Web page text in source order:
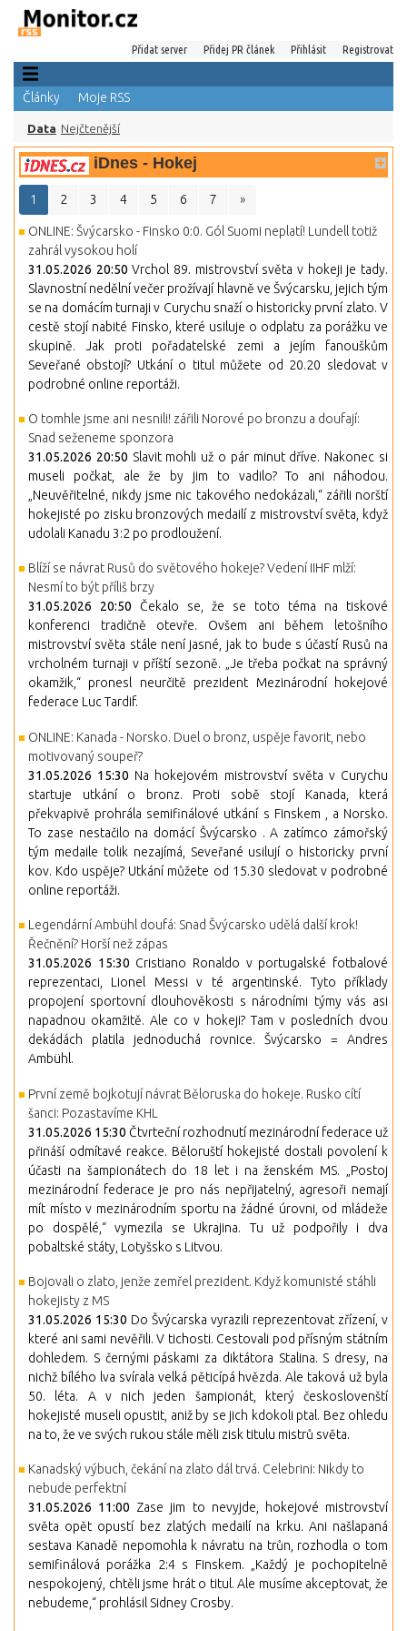
Přidat server Přidej PR článek Přihlásit Registrovat
Články Moje RSS
Data Nejčtenější
iDnes - Hokej
1 2 3 4 5 6 7 »
ONLINE: Švýcarsko - Finsko 0:0. Gól Suomi neplatí! Lundell totiž
zahrál vysokou holí
31.05.2026 20:50 Vrchol 89. mistrovství světa v hokeji je tady.
Slavnostní nedělní večer prožívají hlavně ve Švýcarsku, jejich tým
se na domácím turnaji v Curychu snaží o historicky první zlato. V
cestě stojí nabité Finsko, které usiluje o odplatu za porážku ve
skupině. Jak proti pořadatelské zemi a jejím fanouškům
Seveřané obstojí? Utkání o titul můžete od 20.20 sledovat v
podrobné online reportáži.
O tomhle jsme ani nesnili! zářili Norové po bronzu a doufají:
Snad seženeme sponzora
31.05.2026 20:50 Slavit mohli už o pár minut dříve. Nakonec si
museli počkat, ale že by jim to vadilo? To ani náhodou.
„Neuvěřitelné, nikdy jsme nic takového nedokázali,“ zářili norští
hokejisté po zisku bronzových medailí z mistrovství světa, když
udolali Kanadu 3:2 po prodloužení.
Blíží se návrat Rusů do světového hokeje? Vedení IIHF mlží:
Nesmí to být příliš brzy
31.05.2026 20:50 Čekalo se, že se toto téma na tiskové
konferenci tradičně otevře. Ovšem ani během letošního
mistrovství světa stále není jasné, jak to bude s účastí Rusů na
vrcholném turnaji v příští sezoně. „Je třeba počkat na správný
okamžik,“ pronesl neurčitě prezident Mezinárodní hokejové
federace Luc Tardif.
ONLINE: Kanada - Norsko. Duel o bronz, uspěje favorit, nebo
motivovaný soupeř?
31.05.2026 15:30 Na hokejovém mistrovství světa v Curychu
startuje utkání o bronz. Proti sobě stojí Kanada, která
překvapivě prohrála semifinálové utkání s Finskem , a Norsko.
To zase nestačilo na domácí Švýcarsko . A zatímco zámořský
tým medaile tolik nezajímá, Seveřané usilují o historicky první
kov. Kdo uspěje? Utkání můžete od 15.30 sledovat v podrobné
online reportáži.
Legendární Ambühl doufá: Snad Švýcarsko udělá další krok!
Řečnění? Horší než zápas
31.05.2026 15:30 Cristiano Ronaldo v portugalské fotbalové
reprezentaci, Lionel Messi v té argentinské. Tyto příklady
propojení sportovní dlouhověkosti s národními týmy vás asi
napadnou okamžitě. Ale co v hokeji? Tam v posledních dvou
dekádách platila jednoduchá rovnice. Švýcarsko = Andres
Ambühl.
První země bojkotují návrat Běloruska do hokeje. Rusko cítí
šanci: Pozastavíme KHL
31.05.2026 15:30 Čtvrteční rozhodnutí mezinárodní federace už
přináší odmítavé reakce. Běloruští hokejisté dostali povolení k
účasti na šampionátech do 18 let i na ženském MS. „Postoj
mezinárodní federace je pro nás nepřijatelný, agresoři nemají
mít místo v mezinárodním sportu na žádné úrovni, od mládeže
po dospělé,“ vymezila se Ukrajina. Tu už podpořily i dva
pobaltské státy, Lotyšsko s Litvou.
Bojovali o zlato, jenže zemřel prezident. Když komunisté stáhli
hokejisty z MS
31.05.2026 15:30 Do Švýcarska vyrazili reprezentovat zřízení, v
které ani sami nevěřili. V tichosti. Cestovali pod přísným státním
dohledem. S černými páskami za diktátora Stalina. S dresy, na
nichž bílého lva svírala velká pěticípá hvězda. Ale taková už byla
50. léta. A v nich jeden šampionát, který českoslovenští
hokejisté museli opustit, aniž by se jich kdokoli ptal. Bez ohledu
na to, že ve svých rukou stále měli zisk titulu mistrů světa.
Kanadský výbuch, čekání na zlato dál trvá. Celebrini: Nikdy to
nebude perfektní
31.05.2026 11:00 Zase jim to nevyjde, hokejové mistrovství
světa opět opustí bez zlatých medailí na krku. Ani našlapaná
sestava Kanadě nepomohla k návratu na trůn, rozhodla o tom
semifinálová porážka 2:4 s Finskem. „Každý je pochopitelně
nespokojený, chtěli jsme hrát o titul. Ale musíme akceptovat, že
nebudeme,“ prohlásil Sidney Crosby.